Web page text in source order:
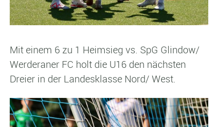
Mit einem 6 zu 1 Heimsieg vs. SpG Glindow/
Werderaner FC holt die U16 den nächsten
Dreier in der Landesklasse Nord/ West.